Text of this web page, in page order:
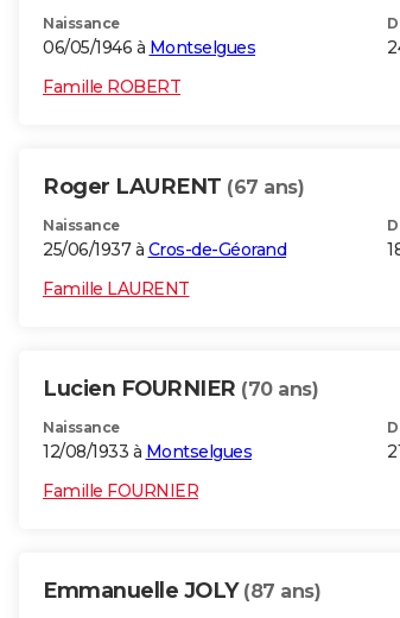
Naissance
06/05/1946 à Montselgues
Famille ROBERT
Roger LAURENT (67 ans)
Naissance
25/06/1937 à Cros-de-Géorand
Famille LAURENT
Lucien FOURNIER (70 ans)
Naissance
12/08/1933 à Montselgues
Famille FOURNIER
Emmanuelle JOLY (87 ans)